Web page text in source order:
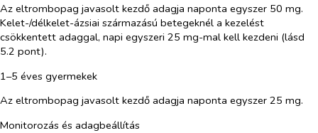
Az eltrombopag javasolt kezdő adagja naponta egyszer 50 mg.
Kelet-/délkelet-ázsiai származású betegeknél a kezelést
csökkentett adaggal, napi egyszeri 25 mg-mal kell kezdeni (lásd
5.2 pont).
1–5 éves gyermekek
Az eltrombopag javasolt kezdő adagja naponta egyszer 25 mg.
Monitorozás és adagbeállítás